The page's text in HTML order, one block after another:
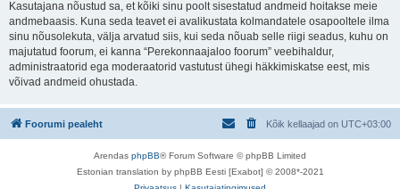
Kasutajana nõustud sa, et kõiki sinu poolt sisestatud andmeid hoitakse meie
andmebaasis. Kuna seda teavet ei avalikustata kolmandatele osapooltele ilma
sinu nõusolekuta, välja arvatud siis, kui seda nõuab selle riigi seadus, kuhu on
majutatud foorum, ei kanna “Perekonnaajaloo foorum” veebihaldur,
administraatorid ega moderaatorid vastutust ühegi häkkimiskatse eest, mis
võivad andmeid ohustada.
Foorumi pealeht Kõik kellaajad on UTC+03:00
Arendas phpBB® Forum Software © phpBB Limited
Estonian translation by phpBB Eesti [Exabot] © 2008*-2021